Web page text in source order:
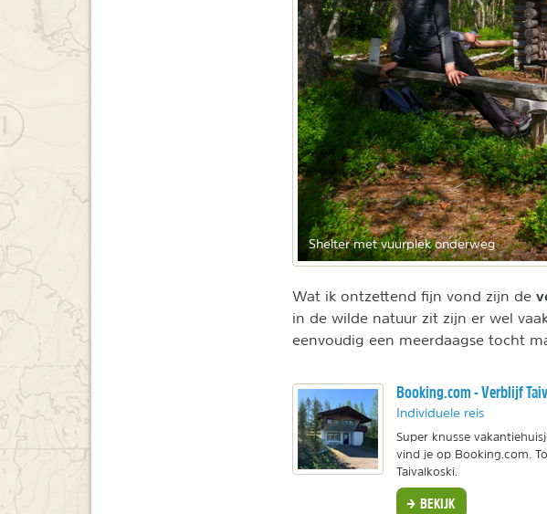
Shelter met vuurplek onderweg
Wat ik ontzettend fijn vond zijn de
in de wilde natuur zit zijn er wel
eenvoudig een meerdaagse tocht
Booking.com - Verblijf
Individuele reis
Super knusse
vind je op Booking.com.
Taivalkoski.
BEKIJK